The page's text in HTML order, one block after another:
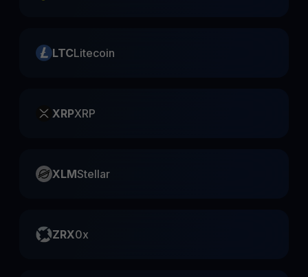
LTCLitecoin
XRPXRP
XLMStellar
ZRX0x